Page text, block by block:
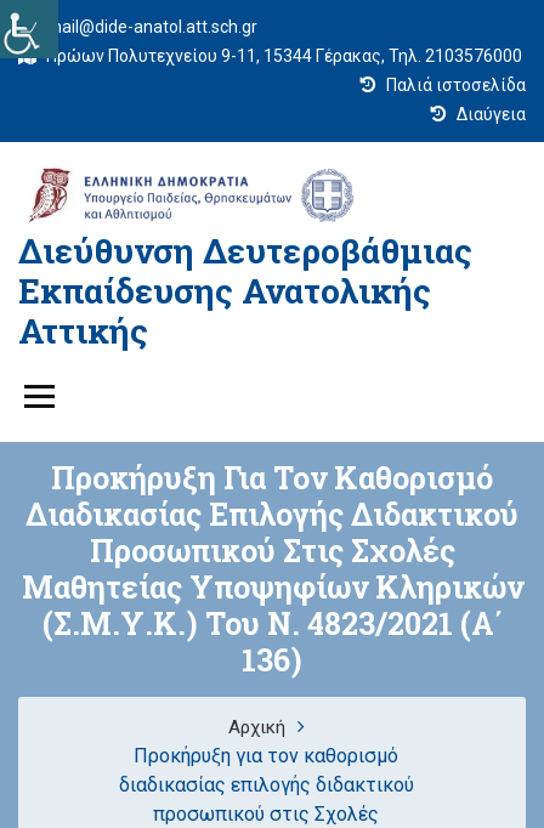
mail@dide-anatol.att.sch.gr
Ηρώων Πολυτεχνείου 9-11, 15344 Γέρακας, Τηλ. 2103576000
Παλιά ιστοσελίδα
Διαύγεια
Διεύθυνση Δευτεροβάθμιας
Εκπαίδευσης Ανατολικής
Αττικής
Προκήρυξη Για Τον Καθορισμό
Διαδικασίας Επιλογής Διδακτικού
Προσωπικού Στις Σχολές
Μαθητείας Υποψηφίων Κληρικών
(Σ.Μ.Υ.Κ.) Του Ν. 4823/2021 (Α΄
136)
Αρχική
Προκήρυξη για τον καθορισμό
διαδικασίας επιλογής διδακτικού
προσωπικού στις Σχολές